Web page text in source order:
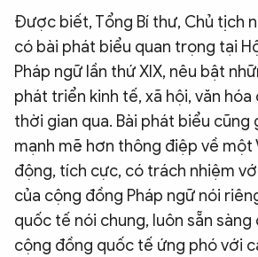
Được biết, Tổng Bí thư, Chủ tịch
có bài phát biểu quan trọng tại
Pháp ngữ lần thứ XIX, nêu bật
phát triển kinh tế, xã hội, văn hóa
thời gian qua. Bài phát biểu cũng
mạnh mẽ hơn thông điệp về một
động, tích cực, có trách nhiệm
của cộng đồng Pháp ngữ nói
quốc tế nói chung, luôn sẵn sàng
cộng đồng quốc tế ứng phó với